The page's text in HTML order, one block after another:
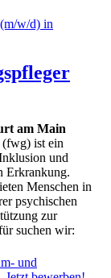
am Main
ist ein
und
Erkrankung.
Menschen in
psychischen
zur
suchen wir: